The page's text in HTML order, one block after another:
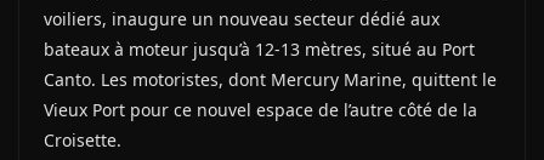
voiliers, inaugure un nouveau secteur dédié aux
bateaux à moteur jusqu’à 12-13 mètres, situé au Port
Canto. Les motoristes, dont Mercury Marine, quittent le
Vieux Port pour ce nouvel espace de l’autre côté de la
Croisette.